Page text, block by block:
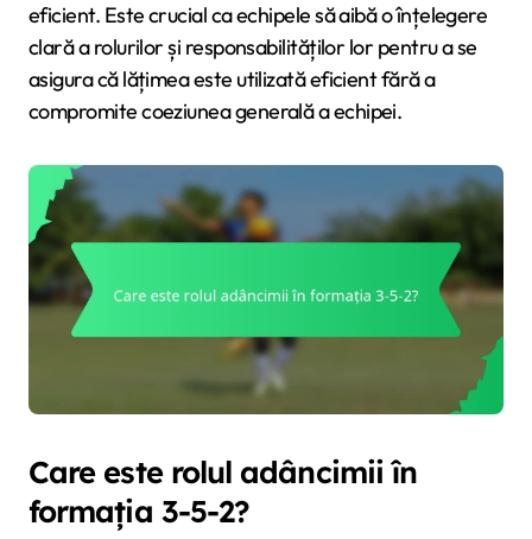
eficient. Este crucial ca echipele să aibă o înțelegere
clară a rolurilor și responsabilităților lor pentru a se
asigura că lățimea este utilizată eficient fără a
compromite coeziunea generală a echipei.
Care este rolul adâncimii în
formația 3-5-2?